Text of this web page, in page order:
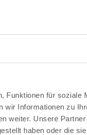
Funktionen für soziale
wir Informationen zu
weiter. Unsere
haben oder die